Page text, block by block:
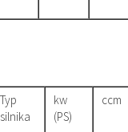
Typ
silnika
kw
(PS)
ccm